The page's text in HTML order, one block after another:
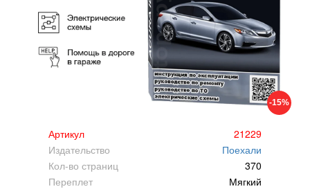
-15%
Артикул
21229
Издательство
Поехали
Кол-во страниц
370
Переплет
Мягкий